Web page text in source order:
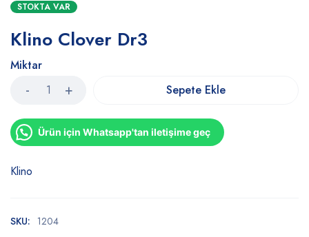
STOKTA VAR
Klino Clover Dr3
Miktar
Sepete Ekle
Ürün için Whatsapp'tan iletişime geç
Klino
SKU: 1204